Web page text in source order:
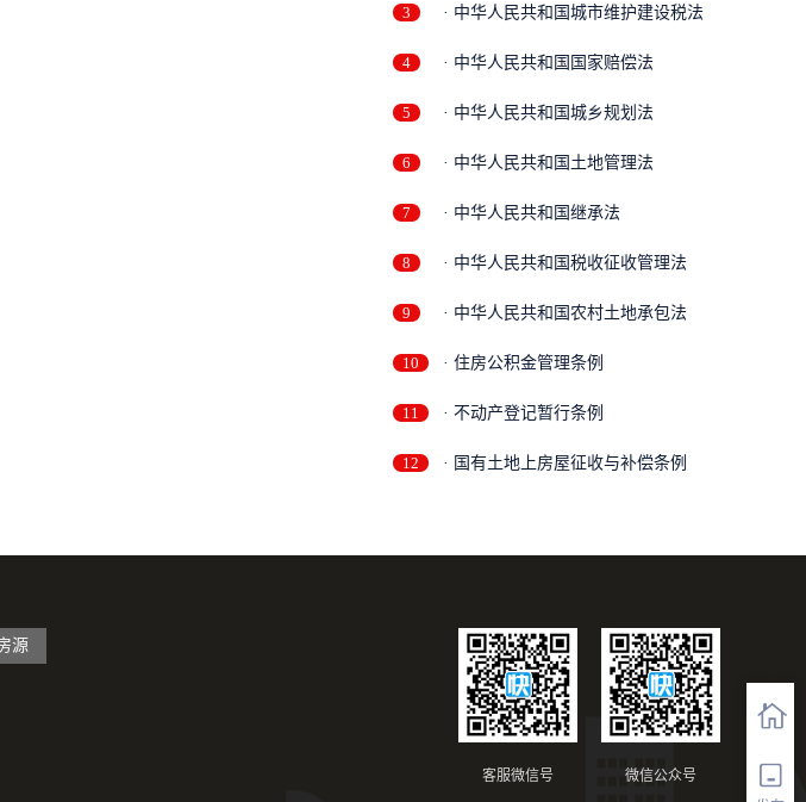
3 · 中华人民共和国城市维护建设税法
4 · 中华人民共和国国家赔偿法
5 · 中华人民共和国城乡规划法
6 · 中华人民共和国土地管理法
7 · 中华人民共和国继承法
8 · 中华人民共和国税收征收管理法
9 · 中华人民共和国农村土地承包法
10 · 住房公积金管理条例
11 · 不动产登记暂行条例
12 · 国有土地上房屋征收与补偿条例
源
微信公众号
客服微信号